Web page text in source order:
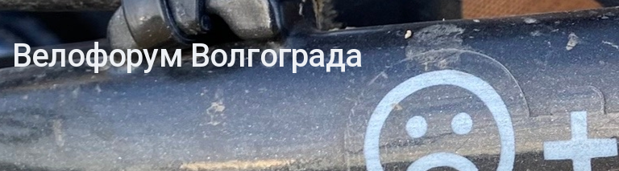
Велофорум Волгограда